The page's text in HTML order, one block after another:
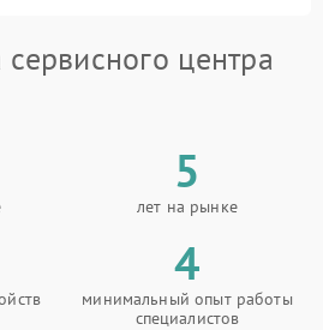
центра
5
лет на рынке
4
минимальный опыт работы
специалистов